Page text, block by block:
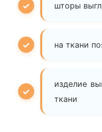
шторы
на ткани
изделие
ткани